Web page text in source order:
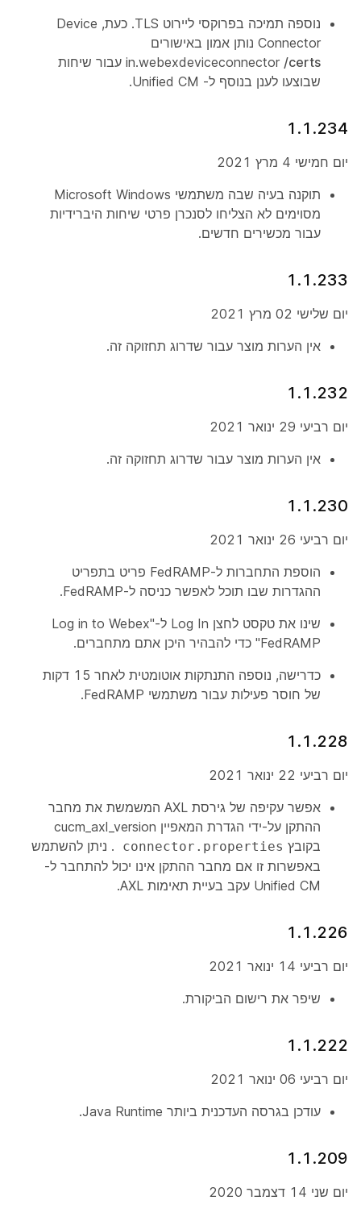
נוספה תמיכה בפרוקסי ליירוט TLS. כעת, Device
Connector נותן אמון באישורים
in.webexdeviceconnector /certs
עבור שיחות
שבוצעו לענן בנוסף ל- Unified CM.
1.1.234
יום חמישי 4 מרץ 2021
תוקנה בעיה שבה משתמשי Microsoft Windows
מסוימים לא הצליחו לסנכרן פרטי שיחות היברידיות
עבור מכשירים חדשים.
1.1.233
יום שלישי 02 מרץ 2021
אין הערות מוצר עבור שדרוג תחזוקה זה.
1.1.232
יום רביעי 29 ינואר 2021
אין הערות מוצר עבור שדרוג תחזוקה זה.
1.1.230
יום רביעי 26 ינואר 2021
הוספת התחברות ל-FedRAMP
פריט בתפריט
ההגדרות שבו תוכל לאפשר כניסה ל-FedRAMP.
שינו את טקסט לחצן Log In ל-"Log in to Webex
FedRAMP" כדי להבהיר היכן אתם מתחברים.
כדרישה, נוספה התנתקות אוטומטית לאחר 15 דקות
של חוסר פעילות עבור משתמשי FedRAMP.
1.1.228
יום רביעי 22 ינואר 2021
אפשר עקיפה של גירסת AXL המשמשת את מחבר
ההתקן על-ידי הגדרת המאפיין cucm_axl_version
בקובץ connector.properties
. ניתן להשתמש
באפשרות זו אם מחבר ההתקן אינו יכול להתחבר ל-
Unified CM עקב בעיית תאימות AXL.
1.1.226
יום רביעי 14 ינואר 2021
שיפר את רישום הביקורת.
1.1.222
יום רביעי 06 ינואר 2021
עודכן בגרסה העדכנית ביותר Java Runtime.
1.1.209
יום שני 14 דצמבר 2020